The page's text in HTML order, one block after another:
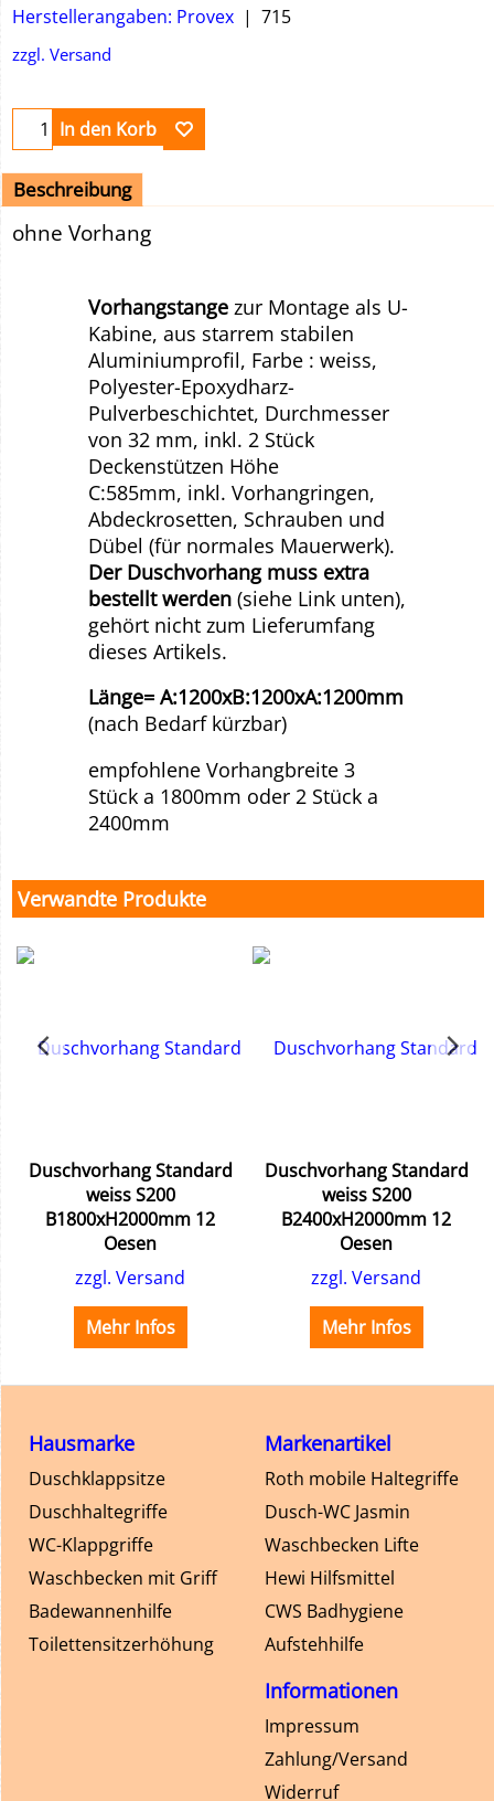
Herstellerangaben: Provex 715
zzgl. Versand
In den Korb
Beschreibung
ohne Vorhang
Vorhangstange zur Montage als U-
Kabine, aus starrem stabilen
Aluminiumprofil, Farbe : weiss,
Polyester-Epoxydharz-
Pulverbeschichtet, Durchmesser
von 32 mm, inkl. 2 Stück
Deckenstützen Höhe
C:585mm, inkl. Vorhangringen,
Abdeckrosetten, Schrauben und
Dübel (für normales Mauerwerk).
Der Duschvorhang muss extra
bestellt werden (siehe Link unten),
gehört nicht zum Lieferumfang
dieses Artikels.
Länge= A:1200xB:1200xA:1200mm
(nach Bedarf kürzbar)
empfohlene Vorhangbreite 3
Stück a 1800mm oder 2 Stück a
2400mm
Verwandte Produkte
Duschvorhang Standard
weiss S200
B1800xH2000mm 12
Oesen
zzgl. Versand
Mehr Infos
Duschvorhang Standard
weiss S200
B2400xH2000mm 12
Oesen
zzgl. Versand
Mehr Infos
Markenartikel
Roth mobile Haltegriffe
Dusch-WC Jasmin
Waschbecken Lifte
Hewi Hilfsmittel
CWS Badhygiene
Aufstehhilfe
Hausmarke
Duschklappsitze
Duschhaltegriffe
WC-Klappgriffe
Waschbecken mit Griff
Badewannenhilfe
Toilettensitzerhöhung
Informationen
Impressum
Zahlung/Versand
Widerruf